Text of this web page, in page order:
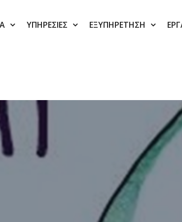
ΥΠΗΡΕΣΙΕΣ ΕΞΥΠΗΡΕΤΗΣΗ